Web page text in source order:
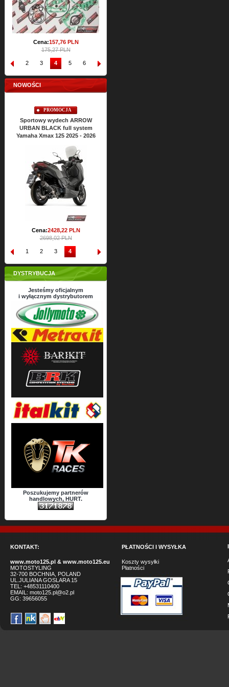
Cena:157,76PLN
175,27 PLN
1 2 3 4 5 6 7
NOWOŚCI
PROMOCJA
Sportowy wydech ARROW
URBAN BLACK full system
Yamaha Xmax 125 2025 - 2026
Cena:2428,22PLN
2698,02 PLN
1 2 3 4
DYSTRYBUCJA
Jesteśmy oficjalnym
i wyłącznym dystrybutorem
Poszukujemy partnerów
handlowych, HURT.
KONTAKT:
www.moto125.pl & www.moto125.eu
MOTOSTYLING
32-700 BOCHNIA, POLAND
UL.JULIANA GOSLARA 15
TEL: +48531110400
EMAIL: moto125.pl@o2.pl
GG: 39656055
PŁATNOŚCI I WYSYŁKA
Koszty wysyłki
Płatności